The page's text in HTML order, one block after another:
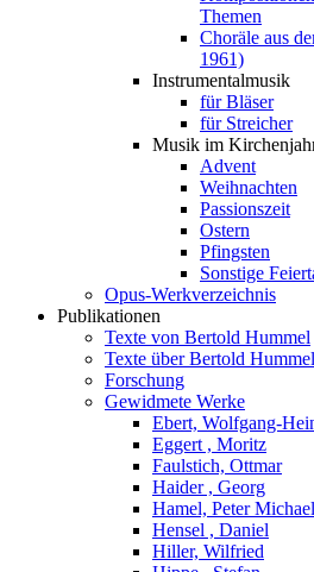
Themen
Choräle aus
1961)
Instrumentalmusik
für Bläser
für Streicher
Musik im
Advent
Weihnachten
Passionszeit
Ostern
Pfingsten
Sonstige
Opus-Werkverzeichnis
Publikationen
Texte von Bertold Hummel
Texte über Bertold Hummel
Forschung
Gewidmete Werke
Ebert, Wolfgang-
Eggert , Moritz
Faulstich, Ottmar
Haider , Georg
Hamel, Peter Michael
Hensel , Daniel
Hiller, Wilfried